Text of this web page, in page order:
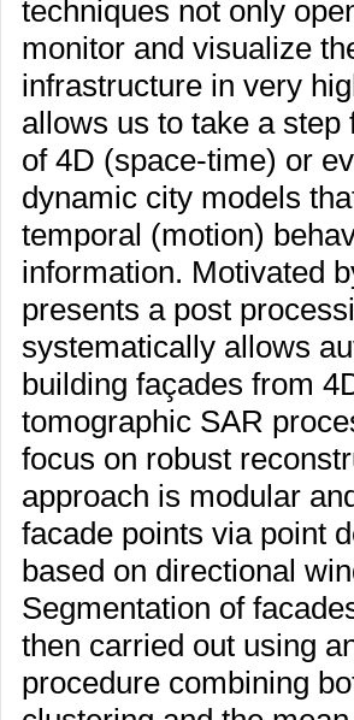
techniques not only
monitor and visualize
infrastructure in very
allows us to take a
of 4D (space-time) or
dynamic city models
temporal (motion)
information. Motivated
presents a post
systematically allows
building façades from
tomographic SAR
focus on robust
approach is modular
facade points via point
based on directional
Segmentation of
then carried out using
procedure combining